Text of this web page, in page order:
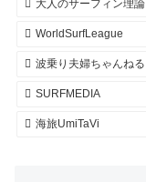
大人のサーフィン理論
WorldSurfLeague
波乗り夫婦ちゃんねる
SURFMEDIA
海旅UmiTaVi